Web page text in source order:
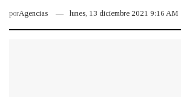
porAgencias lunes, 13 diciembre 2021 9:16 AM